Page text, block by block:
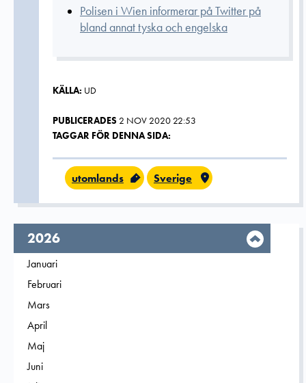
Polisen i Wien informerar på Twitter på
bland annat tyska och engelska
KÄLLA: UD
PUBLICERADES 2 NOV 2020 22:53
TAGGAR FÖR DENNA SIDA:
utomlands Sverige
År,
2026
Filtrera på
Januari
Filtrera på
Februari
Filtrera på
Mars
Filtrera på
April
Filtrera på
Maj
Filtrera på
Juni